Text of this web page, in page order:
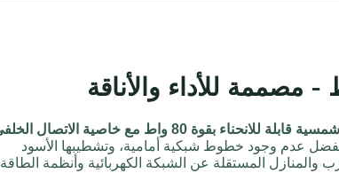
للانحناء بقوة 80 واط مع خاصية الاتصال الخلفي
عدم وجود خطوط شبكية أمامية، وتشطيبها الأسود
والمنازل المستقلة عن الشبكة الكهربائية وأنظمة الطاقة